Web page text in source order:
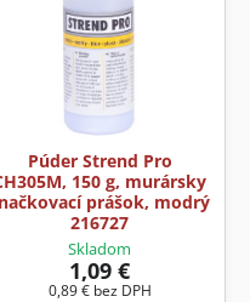
Púder Strend Pro
150 g, murársky
prášok, modrý
216727
Skladom
1,09 €
0,89 € bez DPH